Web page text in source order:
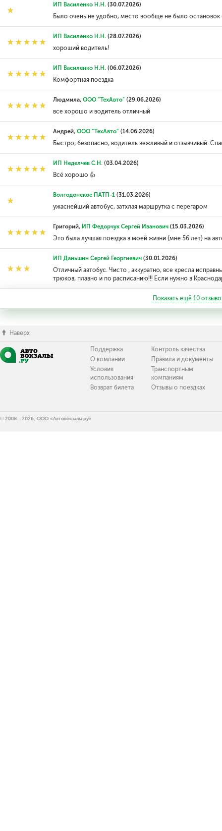
ИП Василенко Н.Н.(30.07.2026)
Было очень не удобно, место вообще не было остановок
ИП Василенко Н.Н.(28.07.2026)
хороший водитель!
ИП Василенко Н.Н.(06.07.2026)
Комфортная поездка
Людмила, ООО "ТехАвто" (29.06.2026)
все хорошо и водитель отличный
Андрей, ООО "ТехАвто" (14.06.2026)
Быстро, безопасно, водитель вежливый и отзывчивый.
ИП Неделчев С.Н.(03.04.2026)
Всё хорошо 👍
Волгодонское ПАТП-1(31.03.2026)
ужаснейший автобус, затхлая маршрутка с перегаром
Григорий, ИП Федорчук Сергей Иванович(15.03.2026)
Это была лучшая поездка в моей жизни {мне 56 лет} на
ИП Даньшин Сергей Георгиевич(30.01.2026)
Отличный автобус. Чисто , аккуратно, все кресла
трюков, плавно и по расписанию!!! Если нужно в
Показать ещё 10
Наверх
Поддержка
О компании
Условия
использования
Возврат билета
Контроль качества
Правила и документы
Транспортным
компаниям
Отзывы о поездках
© 2008—2026, ООО «Автовокзалы.ру»